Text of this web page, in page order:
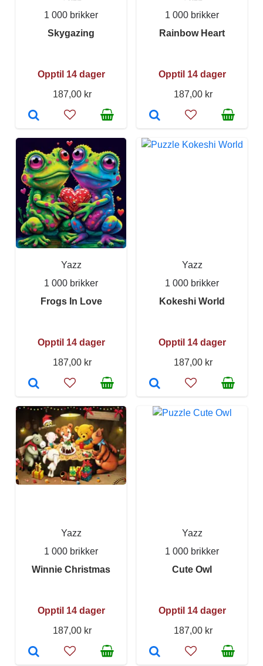
1 000 brikker
Skygazing
Opptil 14 dager
187,00 kr
1 000 brikker
Rainbow Heart
Opptil 14 dager
187,00 kr
Yazz
1 000 brikker
Frogs In Love
Opptil 14 dager
187,00 kr
Yazz
1 000 brikker
Kokeshi World
Opptil 14 dager
187,00 kr
Yazz
1 000 brikker
Winnie Christmas
Opptil 14 dager
187,00 kr
Yazz
1 000 brikker
Cute Owl
Opptil 14 dager
187,00 kr